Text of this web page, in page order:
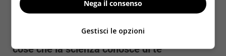
Salute
Ti piace stare sveglio fino a tardi? Ecco 4
cose che la scienza conosce di te
Nega il consenso
Gestisci le opzioni